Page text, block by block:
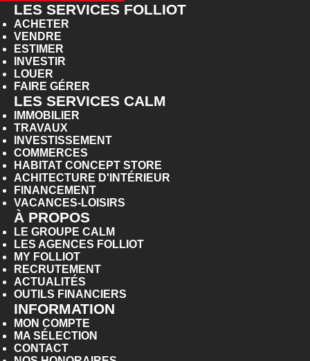
LES SERVICES FOLLIOT
ACHETER
VENDRE
ESTIMER
INVESTIR
LOUER
FAIRE GÉRER
LES SERVICES CALM
IMMOBILIER
TRAVAUX
INVESTISSEMENT
COMMERCES
HABITAT CONCEPT STORE
ACHITECTURE D'INTÉRIEUR
FINANCEMENT
VACANCES-LOISIRS
À PROPOS
LE GROUPE CALM
LES AGENCES FOLLIOT
MY FOLLIOT
RECRUTEMENT
ACTUALITÉS
OUTILS FINANCIERS
INFORMATION
MON COMPTE
MA SÉLECTION
CONTACT